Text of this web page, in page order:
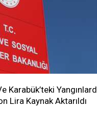
Karabük’teki
Lira Kaynak Aktarıldı